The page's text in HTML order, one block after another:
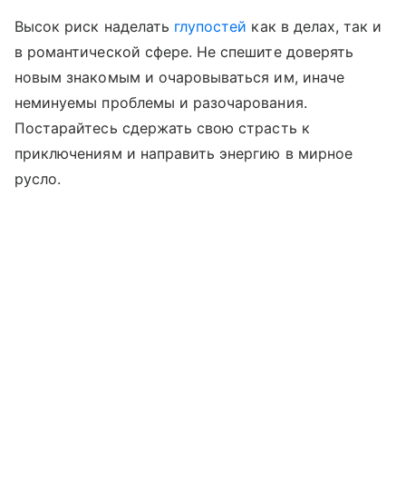
Высок риск наделать глупостей как в делах, так и
в романтической сфере. Не спешите доверять
новым знакомым и очаровываться им, иначе
неминуемы проблемы и разочарования.
Постарайтесь сдержать свою страсть к
приключениям и направить энергию в мирное
русло.